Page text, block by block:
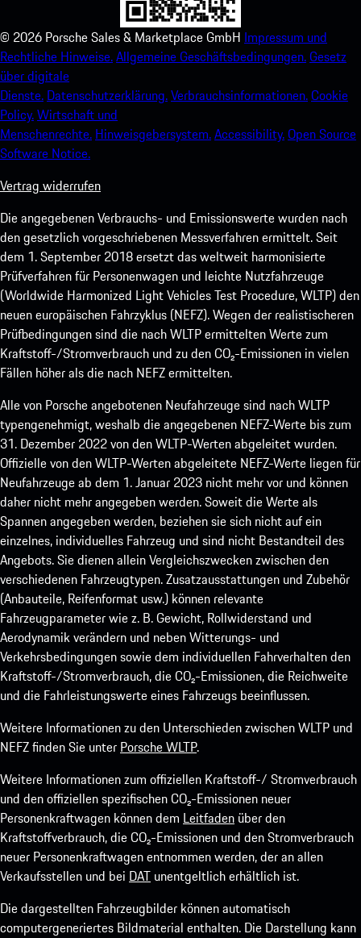
© 2026 Porsche Sales & Marketplace GmbH Impressum und
Rechtliche Hinweise.Allgemeine Geschäftsbedingungen.Gesetz
über digitale
Dienste. Datenschutzerklärung.Verbrauchsinformationen.Cookie
Policy.Wirtschaft und
Menschenrechte. Hinweisgebersystem.Accessibility.Open Source
Software Notice.
Vertrag widerrufen
Die angegebenen Verbrauchs- und Emissionswerte wurden nach
den gesetzlich vorgeschriebenen Messverfahren ermittelt. Seit
dem 1. September 2018 ersetzt das weltweit harmonisierte
Prüfverfahren für Personenwagen und leichte Nutzfahrzeuge
(Worldwide Harmonized Light Vehicles Test Procedure, WLTP) den
neuen europäischen Fahrzyklus (NEFZ). Wegen der realistischeren
Prüfbedingungen sind die nach WLTP ermittelten Werte zum
Kraftstoff-/Stromverbrauch und zu den CO₂-Emissionen in vielen
Fällen höher als die nach NEFZ ermittelten.
Alle von Porsche angebotenen Neufahrzeuge sind nach WLTP
typengenehmigt, weshalb die angegebenen NEFZ-Werte bis zum
31. Dezember 2022 von den WLTP-Werten abgeleitet wurden.
Offizielle von den WLTP-Werten abgeleitete NEFZ-Werte liegen für
Neufahrzeuge ab dem 1. Januar 2023 nicht mehr vor und können
daher nicht mehr angegeben werden. Soweit die Werte als
Spannen angegeben werden, beziehen sie sich nicht auf ein
einzelnes, individuelles Fahrzeug und sind nicht Bestandteil des
Angebots. Sie dienen allein Vergleichszwecken zwischen den
verschiedenen Fahrzeugtypen. Zusatzausstattungen und Zubehör
(Anbauteile, Reifenformat usw.) können relevante
Fahrzeugparameter wie z. B. Gewicht, Rollwiderstand und
Aerodynamik verändern und neben Witterungs- und
Verkehrsbedingungen sowie dem individuellen Fahrverhalten den
Kraftstoff-/Stromverbrauch, die CO₂-Emissionen, die Reichweite
und die Fahrleistungswerte eines Fahrzeugs beeinflussen.
Weitere Informationen zu den Unterschieden zwischen WLTP und
NEFZ finden Sie unter Porsche WLTP.
Weitere Informationen zum offiziellen Kraftstoff-/ Stromverbrauch
und den offiziellen spezifischen CO₂-Emissionen neuer
Personenkraftwagen können dem Leitfaden über den
Kraftstoffverbrauch, die CO₂-Emissionen und den Stromverbrauch
neuer Personenkraftwagen entnommen werden, der an allen
Verkaufsstellen und bei DAT unentgeltlich erhältlich ist.
Die dargestellten Fahrzeugbilder können automatisch
computergeneriertes Bildmaterial enthalten. Die Darstellung kann